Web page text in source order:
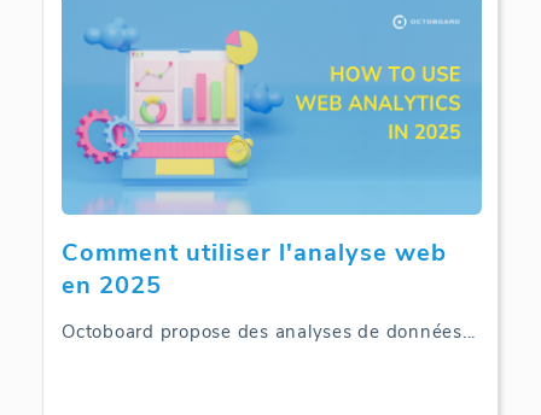
Comment utiliser l'analyse web
en 2025
Octoboard propose des analyses de données...